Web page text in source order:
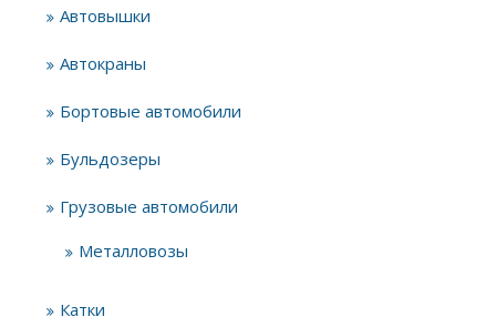
Автовышки
Автокраны
Бортовые автомобили
Бульдозеры
Грузовые автомобили
Металловозы
Катки